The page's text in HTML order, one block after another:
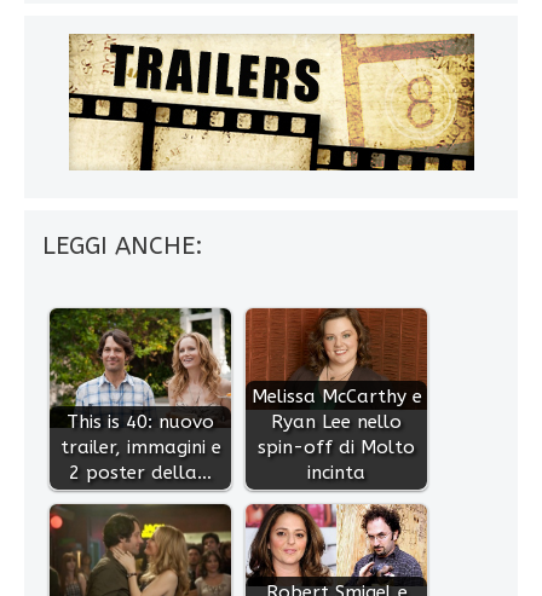
LEGGI ANCHE:
This is 40: nuovo
trailer, immagini e
2 poster della…
Melissa McCarthy e
Ryan Lee nello
spin-off di Molto
incinta